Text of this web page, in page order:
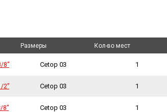
Размеры Кол-во мест
8” Cetop 03 1
2” Cetop 03 1
8” Cetop 03 1
8”
2”
8”
Размеры Кол-во мест